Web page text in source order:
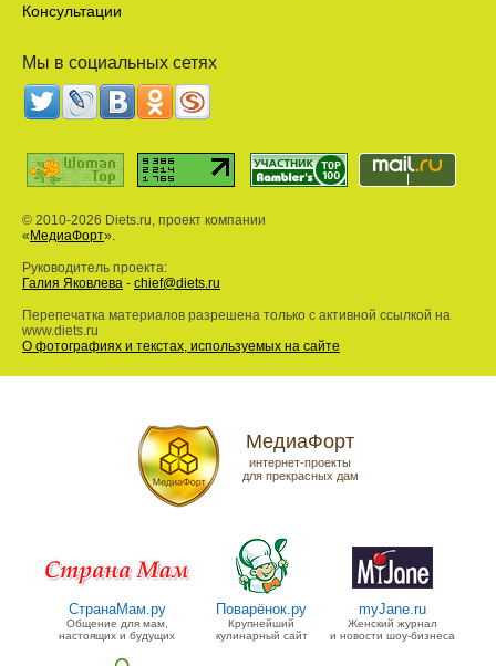
Консультации
Мы в социальных сетях
© 2010-2026 Diets.ru, проект компании
« МедиаФорт».
Руководитель проекта:
Галия Яковлева - chief@diets.ru
Перепечатка материалов разрешена только с активной ссылкой на
www.diets.ru
О фотографиях и текстах, используемых на сайте
МедиаФорт
интернет-проекты
для прекрасных дам
СтранаМам.ру
Общение для мам,
настоящих и будущих
Поварёнок.ру
Крупнейший
кулинарный сайт
myJane.ru
Женский журнал
и новости шоу-бизнеса